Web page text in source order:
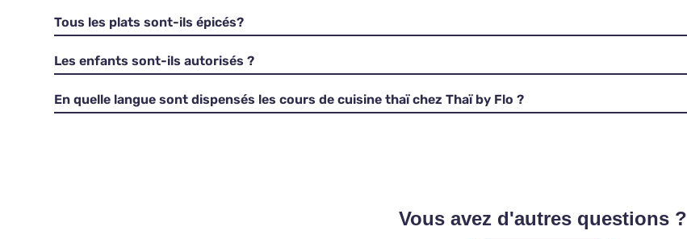
Tous les plats sont-ils épicés?
Les enfants sont-ils autorisés ?
En quelle langue sont dispensés les cours de cuisine thaï chez Thaï by Flo ?
Vous avez d'autres questions ?